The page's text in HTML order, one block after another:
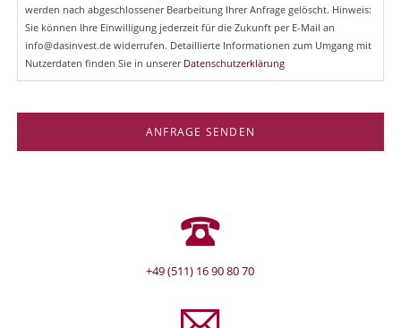
werden nach abgeschlossener Bearbeitung Ihrer Anfrage gelöscht. Hinweis:
Sie können Ihre Einwilligung jederzeit für die Zukunft per E-Mail an
info@dasinvest.de widerrufen. Detaillierte Informationen zum Umgang mit
Nutzerdaten finden Sie in unserer Datenschutzerklärung
ANFRAGE SENDEN
+49 (511) 16 90 80 70